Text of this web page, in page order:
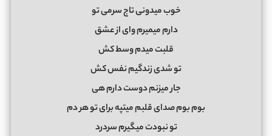
خوب میدونی تاج سرمی تو
دارم میمیرم وای از عشق
قلبت میدم وسط کش
تو شدی زندگیم نفس کش
جار میزنم دوست دارم هی
بوم بوم صدای قلبم میتپه برای تو هر دم
تو نبودت میگیرم سردرد